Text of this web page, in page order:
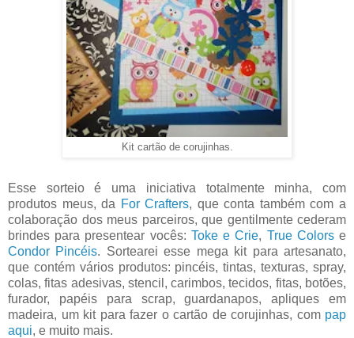
Kit cartão de corujinhas.
Esse sorteio é uma iniciativa totalmente minha, com
produtos meus, da For Crafters, que conta também com a
colaboração dos meus parceiros, que gentilmente cederam
brindes para presentear vocês: Toke e Crie, True Colorse
Condor Pincéis. Sortearei esse mega kit para artesanato,
que contém vários produtos: pincéis, tintas, texturas, spray,
colas, fitas adesivas, stencil, carimbos, tecidos, fitas, botões,
furador, papéis para scrap, guardanapos, apliques em
madeira, um kit para fazer o cartão de corujinhas, com pap
aqui, e muito mais.